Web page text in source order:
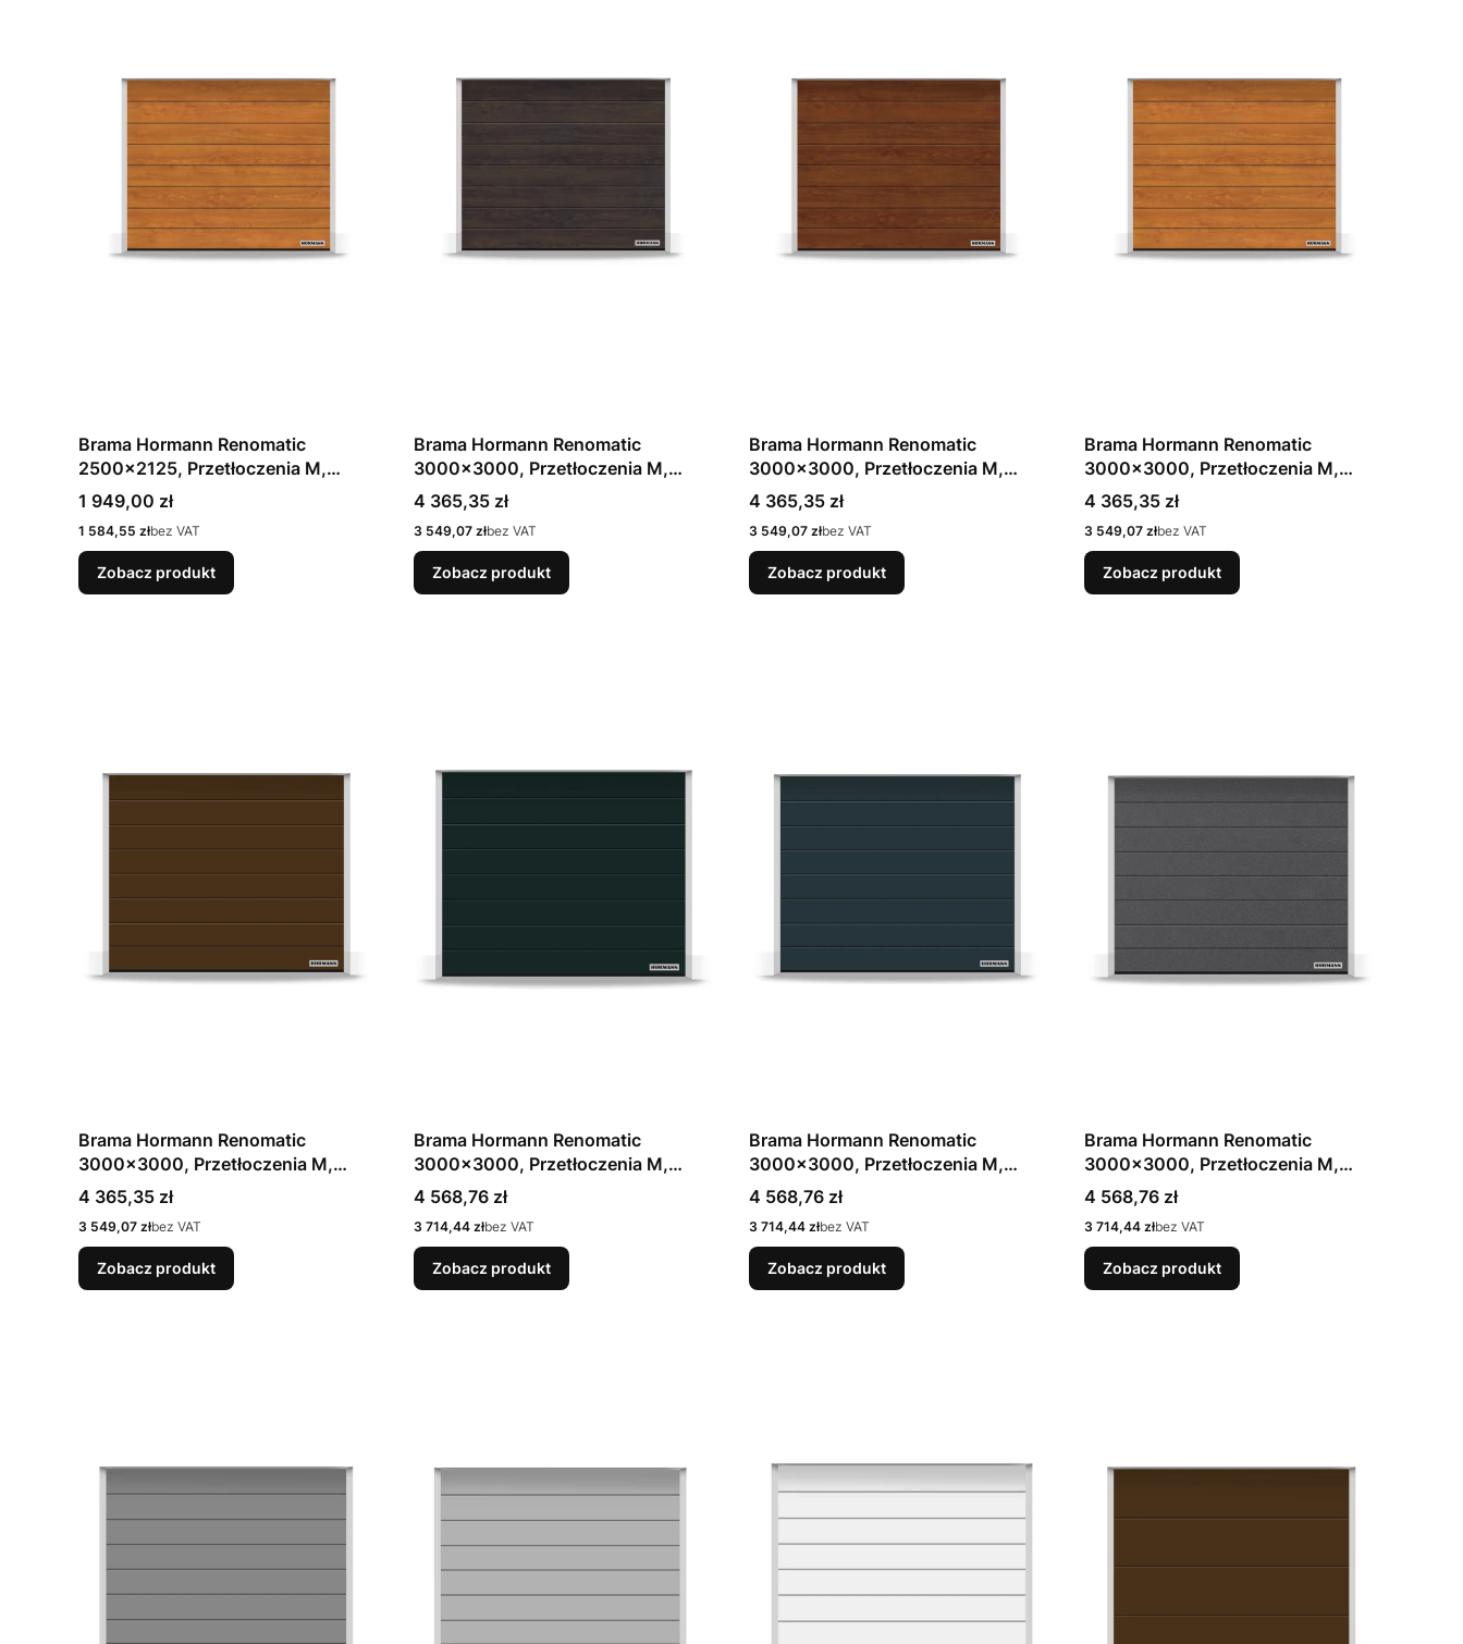
Brama Hormann Renomatic
2500x2125, Przetłoczenia M,
Decocolor, kolor złoty dąb Golden
Oak / OCYNK + Prowadzenie Z
Cena
1 949,00 zł
Cena
1 584,55 złbez VAT
Zobacz produkt
Brama Hormann Renomatic
3000x3000, Przetłoczenia M,
Decocolor, kolor Ciemny dąb Night
Oak + Prowadzenie N
Cena
4 365,35 zł
Cena
3 549,07 złbez VAT
Zobacz produkt
Brama Hormann Renomatic
3000x3000, Przetłoczenia M,
Decocolor, kolor Orzech Dark Oak +
Prowadzenie N
Cena
4 365,35 zł
Cena
3 549,07 złbez VAT
Zobacz produkt
Brama Hormann Renomatic
3000x3000, Przetłoczenia M,
Decocolor, kolor złoty dąb Golden
Oak + Prowadzenie N
Cena
4 365,35 zł
Cena
3 549,07 złbez VAT
Zobacz produkt
Brama Hormann Renomatic
3000x3000, Przetłoczenia M,
Planar, kolor Brązowy CH8028 Matt
deluxe + Prowadzenie N
Cena
4 365,35 zł
Cena
3 549,07 złbez VAT
Zobacz produkt
Brama Hormann Renomatic
3000x3000, Przetłoczenia M,
Planar, kolor Czarny CH 905 Matt
deluxe + Prowadzenie N
Cena
4 568,76 zł
Cena
3 714,44 złbez VAT
Zobacz produkt
Brama Hormann Renomatic
3000x3000, Przetłoczenia M,
Planar, kolor Antracytowy CH 7016
Matt deluxe + Prowadzenie N
Cena
4 568,76 zł
Cena
3 714,44 złbez VAT
Zobacz produkt
Brama Hormann Renomatic
3000x3000, Przetłoczenia M,
Planar, kolor Antracytowy z
efektem metalicznym CH 703 Matt
deluxe + Prowadzenie N
Cena
4 568,76 zł
Cena
3 714,44 złbez VAT
Zobacz produkt